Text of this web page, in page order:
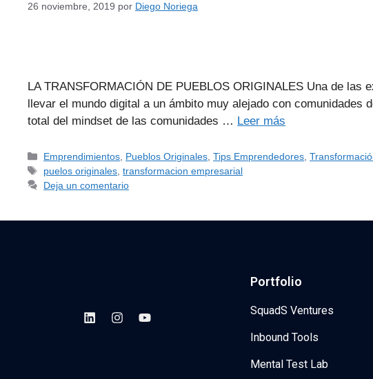
26 noviembre, 2019 por Diego Noriega
LA TRANSFORMACIÓN DE PUEBLOS ORIGINALES Una de
llevar el mundo digital a un ámbito muy alejado con
total del mindset de las comunidades … Leer más
Emprendimientos Pueblos Originales ,Tips Emprendedores ,
puelos originales ,transformacion empresarial
Deja un comentario
Portfolio
SquadS Ventures
Inbound Tools
Mental Test Lab